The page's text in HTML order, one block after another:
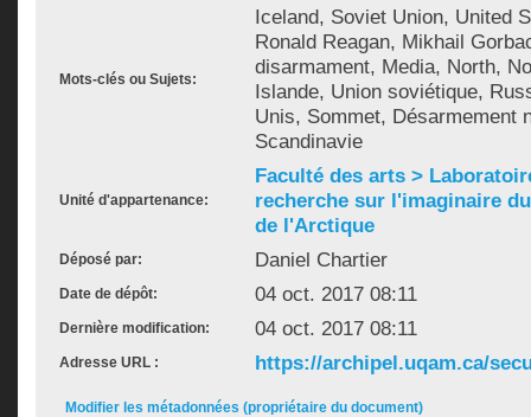
Mots-clés ou Sujets:
Iceland, Soviet Union, United
Ronald Reagan, Mikhail
disarmament, Media, North,
Islande, Union soviétique,
Unis, Sommet, Désarmement
Scandinavie
Unité d'appartenance:
Faculté des arts >
recherche sur l'imaginaire
de l'Arctique
Déposé par: Daniel Chartier
Date de dépôt: 04 oct. 2017 08:11
Dernière modification: 04 oct. 2017 08:11
Adresse URL : https://archipel.uqam.ca/
Modifier les métadonnées (propriétaire du document)